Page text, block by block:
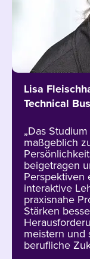
Lisa
Technical
„Das
maßgeblich
beigetragen
Perspektiven
interaktive
praxisnahe
Stärken
meistern und
berufliche